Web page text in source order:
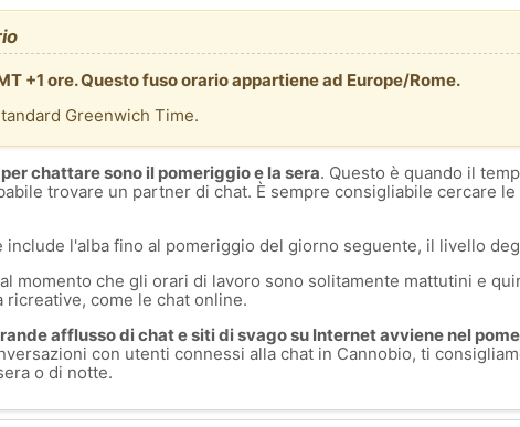
+1 ore. Questo fuso orario appartiene ad Europe/Rome.
Greenwich Time.
chattare sono il pomeriggio e la sera. Questo è quando il
trovare un partner di chat. È sempre consigliabile cercare
include l'alba fino al pomeriggio del giorno seguente, il livello
momento che gli orari di lavoro sono solitamente mattutini e
come le chat online.
afflusso di chat e siti di svago su Internet avviene nel
con utenti connessi alla chat in Cannobio, ti
o di notte.